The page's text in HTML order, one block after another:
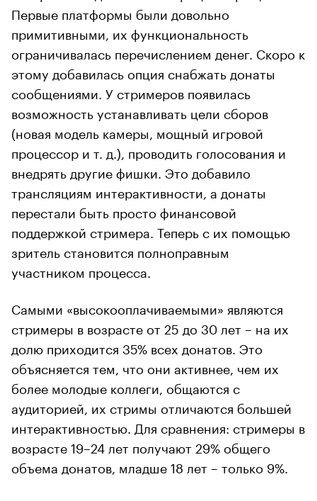
Первые платформы были довольно
примитивными, их функциональность
ограничивалась перечислением денег. Скоро к
этому добавилась опция снабжать донаты
сообщениями. У стримеров появилась
возможность устанавливать цели сборов
(новая модель камеры, мощный игровой
процессор и т. д.), проводить голосования и
внедрять другие фишки. Это добавило
трансляциям интерактивности, а донаты
перестали быть просто финансовой
поддержкой стримера. Теперь с их помощью
зритель становится полноправным
участником процесса.
Самыми «высокооплачиваемыми» являются
стримеры в возрасте от 25 до 30 лет – на их
долю приходится 35% всех донатов. Это
объясняется тем, что они активнее, чем их
более молодые коллеги, общаются с
аудиторией, их стримы отличаются большей
интерактивностью. Для сравнения: стримеры в
возрасте 19–24 лет получают 29% общего
объема донатов, младше 18 лет – только 9%.